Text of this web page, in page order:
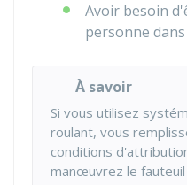
Avoir besoin
personne
À savoir
Si vous utilisez
roulant, vous
conditions
manœuvrez le